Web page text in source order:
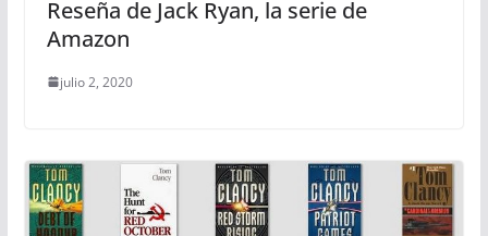
Reseña de Jack Ryan, la serie de
Amazon
julio 2, 2020